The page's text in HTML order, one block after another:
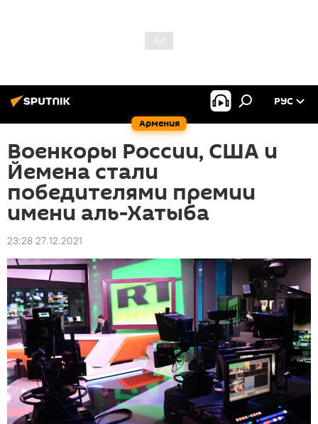
Армения
РУС
Военкоры России, США и
Йемена стали
победителями премии
имени аль-Хатыба
23:28 27.12.2021